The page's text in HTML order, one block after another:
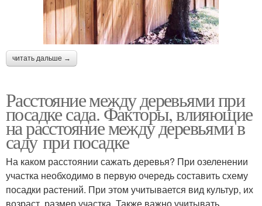
читать дальше →
Расстояние между деревьями при
посадке сада. Факторы, влияющие
на расстояние между деревьями в
саду при посадке
На каком расстоянии сажать деревья? При озеленении
участка необходимо в первую очередь составить схему
посадки растений. При этом учитывается вид культур, их